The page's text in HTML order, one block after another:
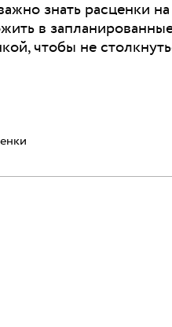
знать расценки
в
чтобы не